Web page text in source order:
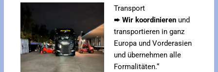
Transport
➨ Wir koordinieren und
transportieren in ganz
Europa und Vorderasien
und übernehmen alle
Formalitäten.“